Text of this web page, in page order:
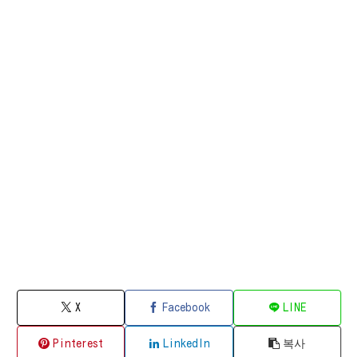
X Facebook LINE
Pinterest LinkedIn 복사